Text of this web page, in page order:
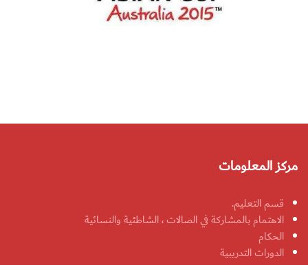
مركز المعلومات
قسم التعليم.
الاهتمام بالمشاركة في الصالات ، الشاطئية والنسائية
الحكام
الدورات التدريبية